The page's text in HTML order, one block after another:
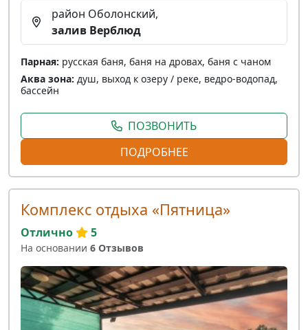
район Оболонский,
залив Верблюд
Парная: русская баня, баня на дровах, баня с чаном
Аква зона: душ, выход к озеру / реке, ведро-водопад,
бассейн
ПОЗВОНИТЬ
ПОДРОБНЕЕ
Комплекс отдыха «Пятница»
Отлично 5
На основании 6 Отзывов